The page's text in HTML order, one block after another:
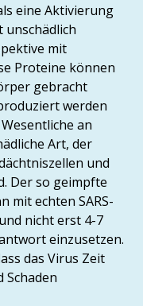
eine Aktivierung
unschädlich
mit
Proteine können
gebracht
werden
an
Art, der
und
Der so geimpfte
mit echten SARS-
nicht erst 4-7
einzusetzen.
das Virus Zeit
Schaden